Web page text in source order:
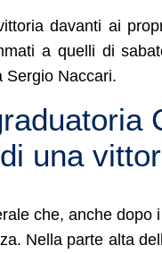
davanti ai
a quelli di
Sergio Naccari.
una
che, anche
Nella parte alta